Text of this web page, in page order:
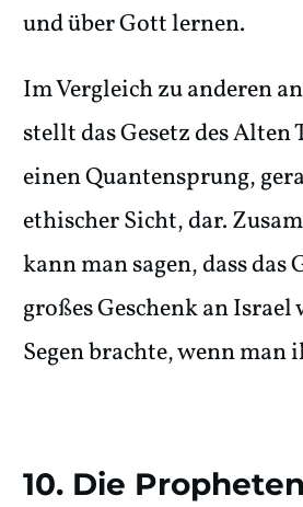
und über Gott lernen.
Im Vergleich zu anderen
stellt das Gesetz des Alten
einen Quantensprung,
ethischer Sicht, dar.
kann man sagen, dass das
großes Geschenk an Israel
Segen brachte, wenn man
10. Die